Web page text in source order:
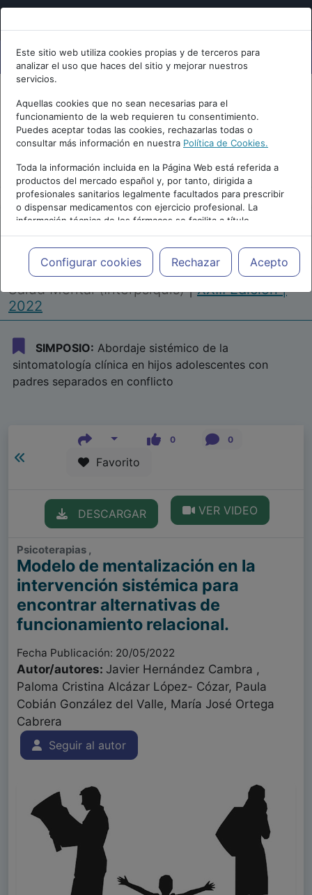
Este sitio web utiliza cookies propias y de terceros para
analizar el uso que haces del sitio y mejorar nuestros
servicios.
Aquellas cookies que no sean necesarias para el
funcionamiento de la web requieren tu consentimiento.
Puedes aceptar todas las cookies, rechazarlas todas o
consultar más información en nuestra Política de Cookies.
Toda la información incluida en la Página Web está referida a
productos del mercado español y, por tanto, dirigida a
profesionales sanitarios legalmente facultados para prescribir
o dispensar medicamentos con ejercicio profesional. La
información técnica de los fármacos se facilita a título
meramente informativo, siendo responsabilidad de los
profesionales facultados prescribir medicamentos y decidir, en
cada caso concreto, el tratamiento más adecuado a las
necesidades del paciente.
Configurar cookies Rechazar Acepto
Repositorio de Artículos |Congreso Virtual
Internacional de Psiquiatría, Psicología y
Salud Mental (Interpsiquis)|XXIII Edición |
2022
SIMPOSIO: Abordaje sistémico de la
sintomatología clínica en hijos adolescentes con
padres separados en conflicto
0 0
Favorito
DESCARGAR VER VIDEO
Psicoterapias ,
Modelo de mentalización en la
intervención sistémica para
encontrar alternativas de
funcionamiento relacional.
Fecha Publicación: 20/05/2022
Autor/autores: Javier Hernández Cambra ,
Paloma Cristina Alcázar López- Cózar, Paula
Cobián González del Valle, María José Ortega
Cabrera
Seguir al autor